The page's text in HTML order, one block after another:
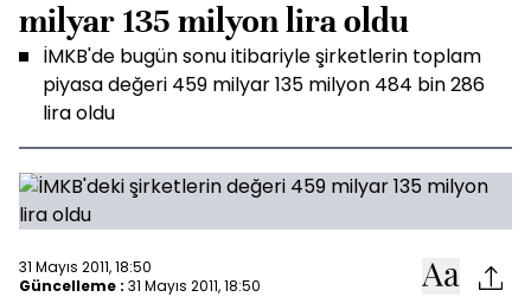
milyar 135 milyon lira oldu
İMKB'de bugün sonu itibariyle şirketlerin toplam
piyasa değeri 459 milyar 135 milyon 484 bin 286
lira oldu
31 Mayıs 2011, 18:50
Güncelleme : 31 Mayıs 2011, 18:50